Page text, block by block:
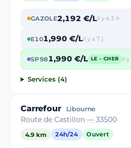
GAZOLE2,192 €/Lil y a 3 h
E101,990 €/Lil y a 7 j
SP981,990 €/L LE - CHER il y
Services (4)
Carrefour Libourne
Route de Castillon — 33500
4.9 km 24h/24 Ouvert